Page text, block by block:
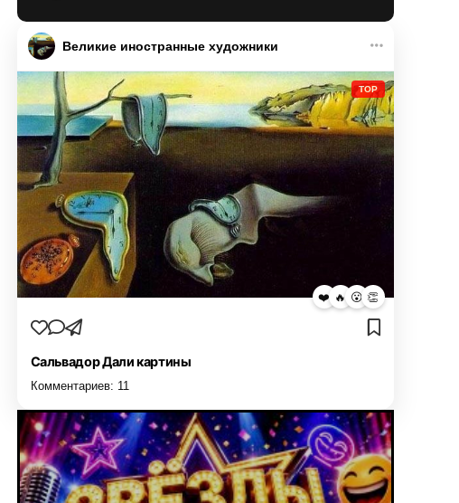
Великие иностранные художники
TOP
❤️ 🔥 😮 👏
Сальвадор Дали картины
Комментариев: 11